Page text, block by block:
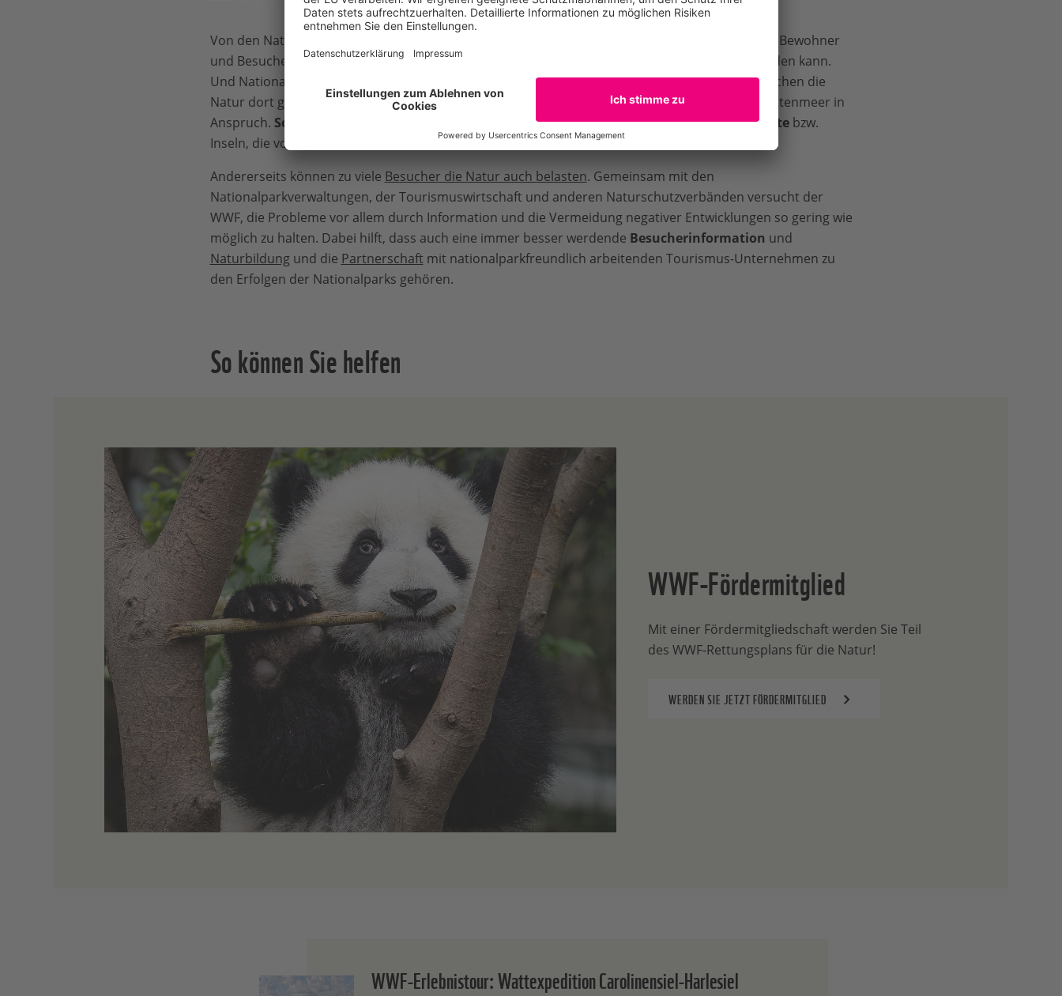
Von den Nationalparks profitiert nicht nur die Natur – sie kommen auch den Menschen zugute: Bewohner
und Besucher sollten sich darauf verlassen können, dass die Natur intakt bleibt und erlebt werden kann.
Und Nationalparks verschließen sich nicht: Soweit der Schutz nicht gefährdet wird, sollen Menschen die
Natur dort genießen können. Alljährlich nehmen Millionen Urlaubsgäste dieses Angebot im Wattenmeer in
Anspruch. So sichern Nationalparks langfristig die wirtschaftliche Zukunft vieler Küstenortebzw.
Inseln, die vom Tourismus leben.
Andererseits können zu viele Besucher die Natur auch belasten. Gemeinsam mit den
Nationalparkverwaltungen, der Tourismuswirtschaft und anderen Naturschutzverbänden versucht der
WWF, die Probleme vor allem durch Information und die Vermeidung negativer Entwicklungen so gering wie
möglich zu halten. Dabei hilft, dass auch eine immer besser werdende Besucherinformation und
Naturbildungund die Partnerschaft mit nationalparkfreundlich arbeitenden Tourismus-Unternehmen zu
den Erfolgen der Nationalparks gehören.
So können Sie helfen
WWF-Fördermitglied
Mit einer Fördermitgliedschaft werden Sie Teil
des WWF-Rettungsplans für die Natur!
WERDEN SIE JETZT FÖRDERMITGLIED
WWF-Erlebnistour: Wattexpedition Carolinensiel-Harlesiel